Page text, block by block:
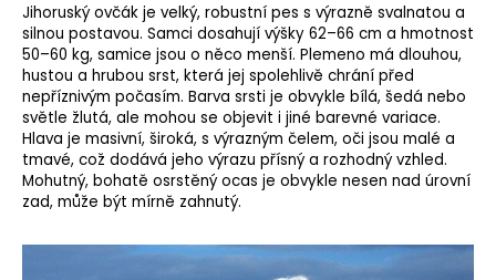
Jihoruský ovčák je velký, robustní pes s výrazně svalnatou a
silnou postavou. Samci dosahují výšky 62–66 cm a hmotnost
50–60 kg, samice jsou o něco menší. Plemeno má dlouhou,
hustou a hrubou srst, která jej spolehlivě chrání před
nepříznivým počasím. Barva srsti je obvykle bílá, šedá nebo
světle žlutá, ale mohou se objevit i jiné barevné variace.
Hlava je masivní, široká, s výrazným čelem, oči jsou malé a
tmavé, což dodává jeho výrazu přísný a rozhodný vzhled.
Mohutný, bohatě osrstěný ocas je obvykle nesen nad úrovní
zad, může být mírně zahnutý.